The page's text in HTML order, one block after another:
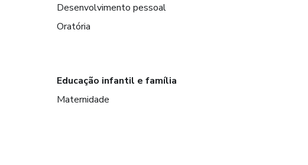
Desenvolvimento pessoal
Oratória
Educação infantil e família
Maternidade